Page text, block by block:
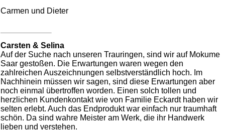
Carmen und Dieter
Carsten & Selina
Auf der Suche nach unseren Trauringen, sind wir auf Mokume
Saar gestoßen. Die Erwartungen waren wegen den
zahlreichen Auszeichnungen selbstverständlich hoch. Im
Nachhinein müssen wir sagen, sind diese Erwartungen aber
noch einmal übertroffen worden. Einen solch tollen und
herzlichen Kundenkontakt wie von Familie Eckardt haben wir
selten erlebt. Auch das Endprodukt war einfach nur traumhaft
schön. Da sind wahre Meister am Werk, die ihr Handwerk
lieben und verstehen.